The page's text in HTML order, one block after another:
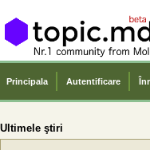
Principala Autentificare
Ultimele ştiri